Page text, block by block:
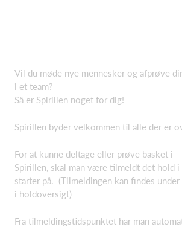
Vil du møde nye mennesker og afprøve
i et team?
Så er Spirillen noget for dig!
Spirillen byder velkommen til alle der er
For at kunne deltage eller prøve basket i
Spirillen, skal man være tilmeldt det hold i
starter på. (Tilmeldingen kan findes
i holdoversigt)
Fra tilmeldingstidspunktet har man